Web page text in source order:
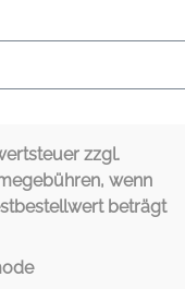
bügeln
zzgl.
wenn
beträgt